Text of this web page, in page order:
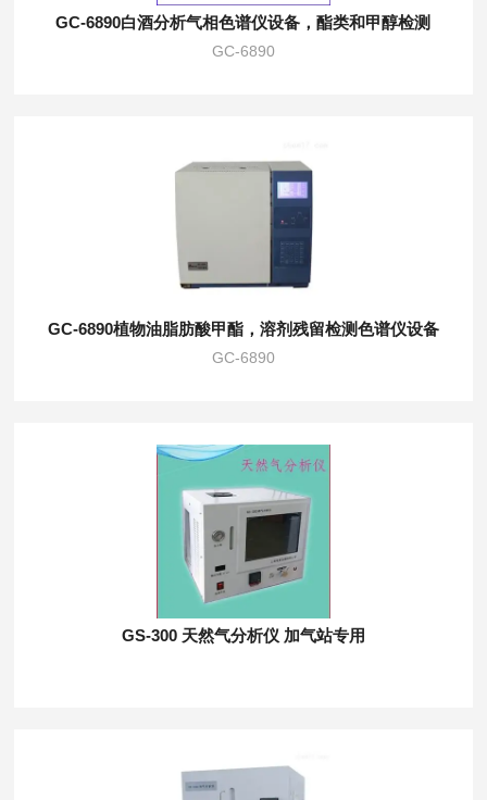
GC-6890白酒分析气相色谱仪设备，酯类和甲醇检测
GC-6890
GC-6890植物油脂肪酸甲酯，溶剂残留检测色谱仪设备
GC-6890
GS-300 天然气分析仪 加气站专用